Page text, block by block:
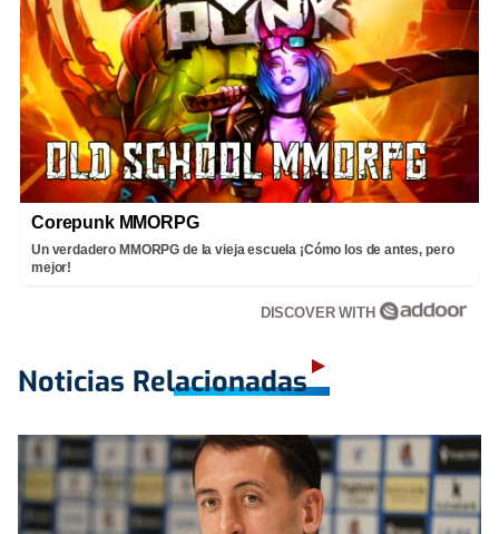
Corepunk MMORPG
Un verdadero MMORPG de la vieja escuela ¡Cómo los de antes, pero
mejor!
DISCOVER WITH
Noticias Relacionadas